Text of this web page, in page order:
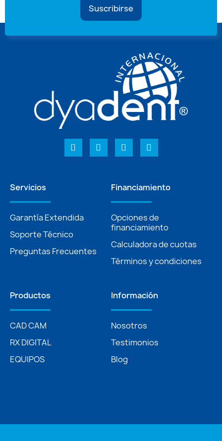
Suscribirse
Servicios
Garantía Extendida
Soporte Técnico
Preguntas Frecuentes
Financiamiento
Opciones de
financiamiento
Calculadora de cuotas
Términos y condiciones
Productos
CAD CAM
RX DIGITAL
EQUIPOS
Información
Nosotros
Testimonios
Blog